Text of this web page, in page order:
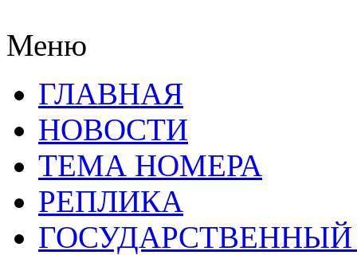
Меню
ГЛАВНАЯ
НОВОСТИ
ТЕМА НОМЕРА
РЕПЛИКА